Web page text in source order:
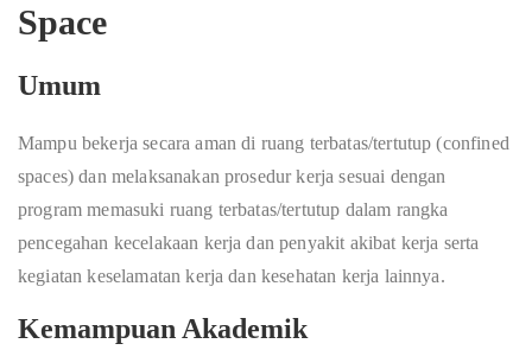
Space
Umum
Mampu bekerja secara aman di ruang terbatas/tertutup (confined
spaces) dan melaksanakan prosedur kerja sesuai dengan
program memasuki ruang terbatas/tertutup dalam rangka
pencegahan kecelakaan kerja dan penyakit akibat kerja serta
kegiatan keselamatan kerja dan kesehatan kerja lainnya.
Kemampuan Akademik